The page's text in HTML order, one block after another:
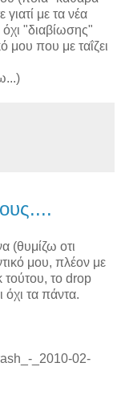
με τα νέα
"διαβίωσης"
μου που με ταΐζει
(θυμίζω οτι
μου, πλέον με
τούτου, το drop
όχι τα πάντα.
_2010-02-